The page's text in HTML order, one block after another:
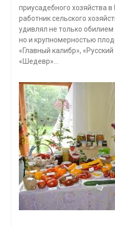
приусадебного хозяйства
работник сельского
удивлял не только
но и крупномерностью
«Главный калибр»,
«Шедевр»…